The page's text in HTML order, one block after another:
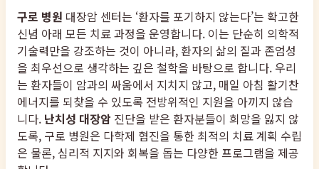
구로 병원 대장암 센터는 ‘환자를 포기하지 않는다’는 확고한
신념 아래 모든 치료 과정을 운영합니다. 이는 단순히 의학적
기술력만을 강조하는 것이 아니라, 환자의 삶의 질과 존엄성
을 최우선으로 생각하는 깊은 철학을 바탕으로 합니다. 우리
는 환자들이 암과의 싸움에서 지치지 않고, 매일 아침 활기찬
에너지를 되찾을 수 있도록 전방위적인 지원을 아끼지 않습
니다. 난치성 대장암 진단을 받은 환자분들이 희망을 잃지 않
도록, 구로 병원은 다학제 협진을 통한 최적의 치료 계획 수립
은 물론, 심리적 지지와 회복을 돕는 다양한 프로그램을 제공